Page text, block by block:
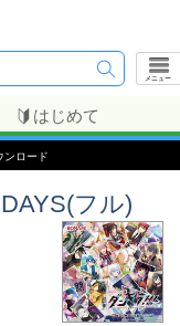
メニュー
はじめて
ンロード
フル)